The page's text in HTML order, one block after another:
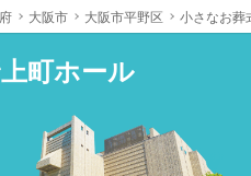
大阪市 大阪市平野区 小さなお葬
町ホール